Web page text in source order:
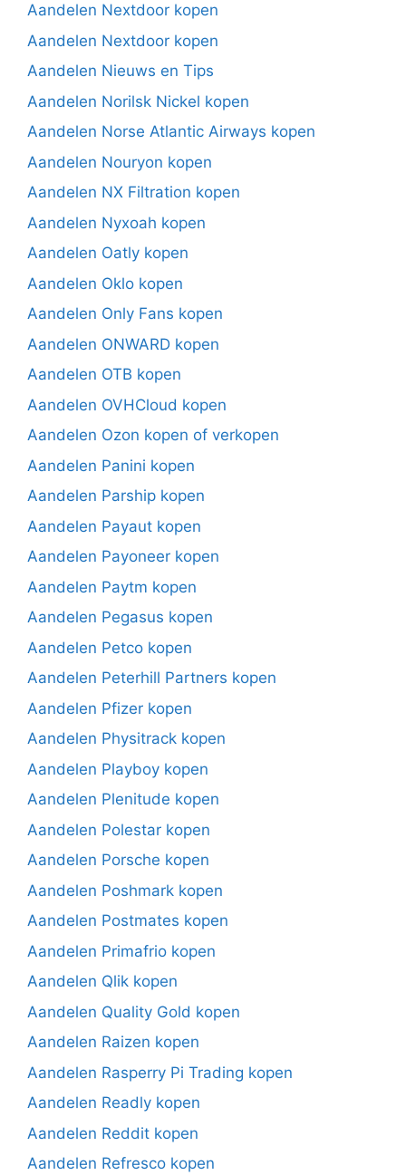
Aandelen Nextdoor kopen
Aandelen Nextdoor kopen
Aandelen Nieuws en Tips
Aandelen Norilsk Nickel kopen
Aandelen Norse Atlantic Airways kopen
Aandelen Nouryon kopen
Aandelen NX Filtration kopen
Aandelen Nyxoah kopen
Aandelen Oatly kopen
Aandelen Oklo kopen
Aandelen Only Fans kopen
Aandelen ONWARD kopen
Aandelen OTB kopen
Aandelen OVHCloud kopen
Aandelen Ozon kopen of verkopen
Aandelen Panini kopen
Aandelen Parship kopen
Aandelen Payaut kopen
Aandelen Payoneer kopen
Aandelen Paytm kopen
Aandelen Pegasus kopen
Aandelen Petco kopen
Aandelen Peterhill Partners kopen
Aandelen Pfizer kopen
Aandelen Physitrack kopen
Aandelen Playboy kopen
Aandelen Plenitude kopen
Aandelen Polestar kopen
Aandelen Porsche kopen
Aandelen Poshmark kopen
Aandelen Postmates kopen
Aandelen Primafrio kopen
Aandelen Qlik kopen
Aandelen Quality Gold kopen
Aandelen Raizen kopen
Aandelen Rasperry Pi Trading kopen
Aandelen Readly kopen
Aandelen Reddit kopen
Aandelen Refresco kopen